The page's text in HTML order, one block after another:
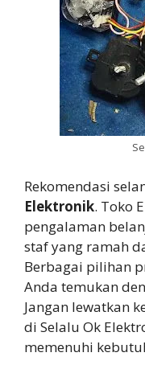
Rekomendasi
Elektronik. Toko
pengalaman
staf yang ramah
Berbagai pilihan
Anda temukan
Jangan lewatkan
di Selalu Ok
memenuhi